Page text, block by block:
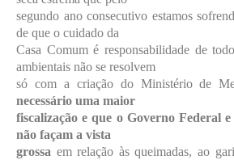
segundo ano consecutivo estamos
de que o cuidado da
Casa Comum é responsabilidade de
ambientais não se resolvem
só com a criação do Ministério de
necessário uma maior
fiscalização e que o Governo Federal
não façam a vista
grossa em relação às queimadas, ao